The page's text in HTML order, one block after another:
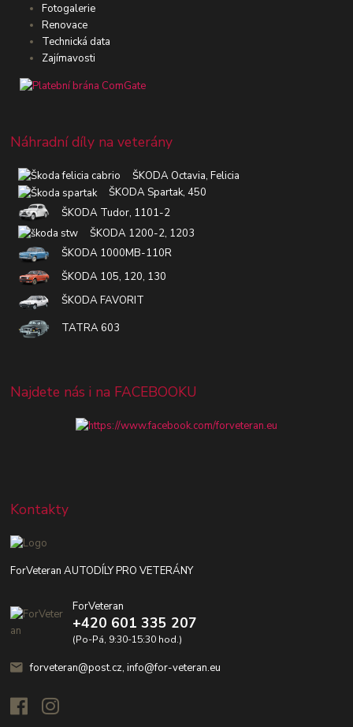
Fotogalerie
Renovace
Technická data
Zajímavosti
Náhradní díly na veterány
ŠKODA Octavia, Felicia
ŠKODA Spartak, 450
ŠKODA Tudor, 1101-2
ŠKODA 1200-2, 1203
ŠKODA 1000MB-110R
ŠKODA 105, 120, 130
ŠKODA FAVORIT
TATRA 603
Najdete nás i na FACEBOOKU
Kontakty
ForVeteran AUTODÍLY PRO VETERÁNY
ForVeteran
+420 601 335 207
(Po-Pá, 9:30-15:30 hod.)
forveteran@post.cz, info@for-veteran.eu